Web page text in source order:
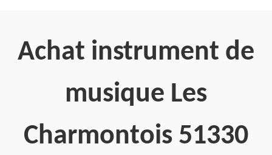
Achat instrument de
musique Les
Charmontois 51330